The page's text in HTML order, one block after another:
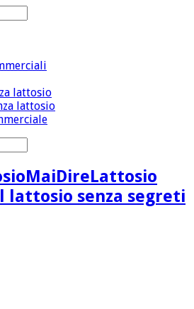
lattosio
lattosio
MaiDireLattosio
lattosio senza segreti